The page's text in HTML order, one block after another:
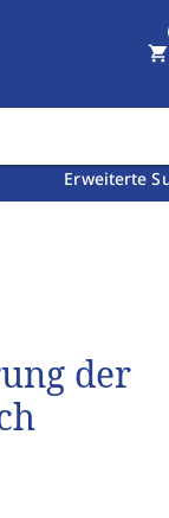
Erweiterte
shopping_cart
der